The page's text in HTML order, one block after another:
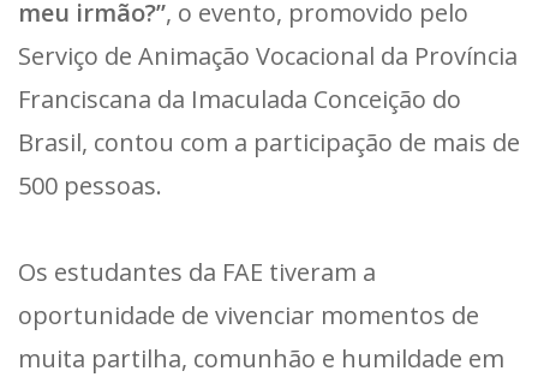
meu irmão?”, o evento, promovido pelo
Serviço de Animação Vocacional da Província
Franciscana da Imaculada Conceição do
Brasil, contou com a participação de mais de
500 pessoas.
Os estudantes da FAE tiveram a
oportunidade de vivenciar momentos de
muita partilha, comunhão e humildade em